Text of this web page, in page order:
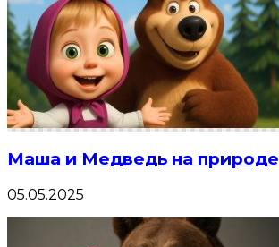
Маша и Медведь на природе
05.05.2025